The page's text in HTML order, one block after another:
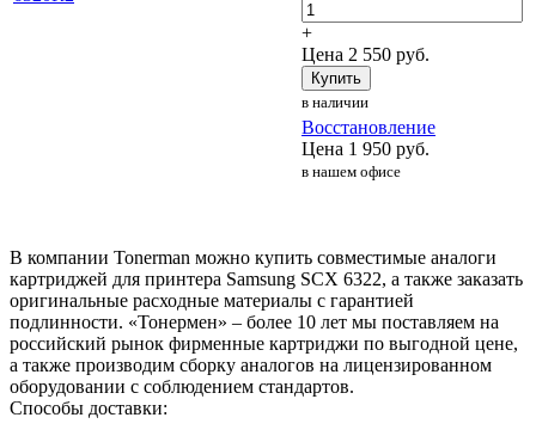
+
Цена 2 550 руб.
Купить
в наличии
Восстановление
Цена 1 950 руб.
в нашем офисе
В компании Tonerman можно купить совместимые аналоги
картриджей для принтера Samsung SCX 6322, а также заказать
оригинальные расходные материалы с гарантией
подлинности. «Тонермен» – более 10 лет мы поставляем на
российский рынок фирменные картриджи по выгодной цене,
а также производим сборку аналогов на лицензированном
оборудовании с соблюдением стандартов.
Способы доставки: